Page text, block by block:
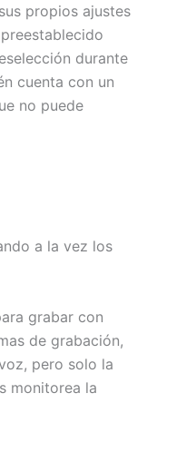
propios ajustes
durante
cuenta con un
no puede
a la vez los
grabar con
de grabación,
pero solo la
monitorea la